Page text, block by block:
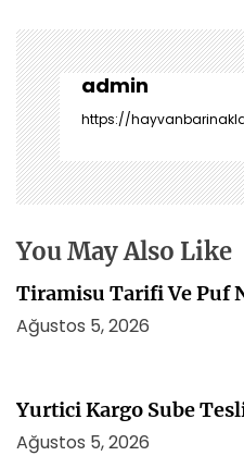
ı
g
e
z
i
n
m
s
i
admin
https://
You May Also Like
Tiramisu Tarifi Ve Puf
Ağustos 5, 2026
Yurtici Kargo Sube
Ağustos 5, 2026